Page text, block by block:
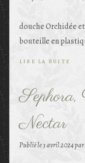
douche Orchidée
bouteille en
LIRE LA SUITE
Sephora,
Nectar
Publié le3 avril 2024par